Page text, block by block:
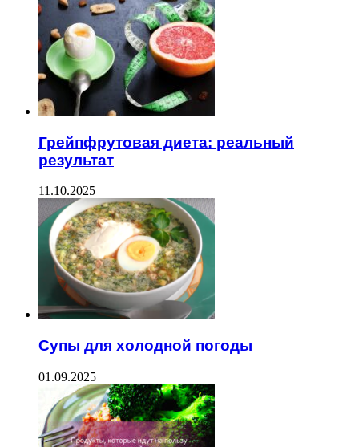
Грейпфрутовая диета: реальный
результат
11.10.2025
Супы для холодной погоды
01.09.2025